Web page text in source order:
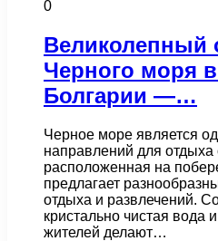
0
Великолепный
Черного моря
Болгарии —…
Черное море является
направлений для отдыха
расположенная на
предлагает
отдыха и развлечений.
кристально чистая вода
жителей делают…